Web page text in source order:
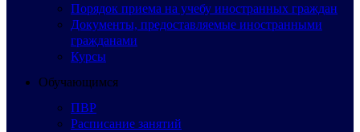
Порядок приема на учебу иностранных граждан
Документы, предоставляемые иностранными
гражданами
Курсы
Обучающимся
ПВР
Расписание занятий